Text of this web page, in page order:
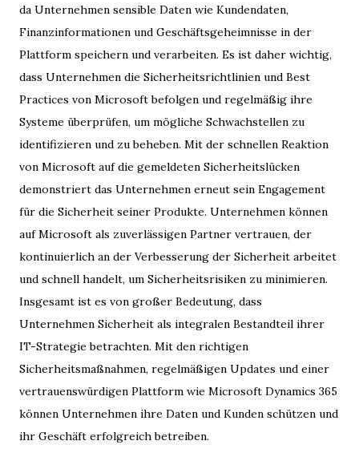
da Unternehmen sensible Daten wie Kundendaten,
Finanzinformationen und Geschäftsgeheimnisse in der
Plattform speichern und verarbeiten. Es ist daher wichtig,
dass Unternehmen die Sicherheitsrichtlinien und Best
Practices von Microsoft befolgen und regelmäßig ihre
Systeme überprüfen, um mögliche Schwachstellen zu
identifizieren und zu beheben. Mit der schnellen Reaktion
von Microsoft auf die gemeldeten Sicherheitslücken
demonstriert das Unternehmen erneut sein Engagement
für die Sicherheit seiner Produkte. Unternehmen können
auf Microsoft als zuverlässigen Partner vertrauen, der
kontinuierlich an der Verbesserung der Sicherheit arbeitet
und schnell handelt, um Sicherheitsrisiken zu minimieren.
Insgesamt ist es von großer Bedeutung, dass
Unternehmen Sicherheit als integralen Bestandteil ihrer
IT-Strategie betrachten. Mit den richtigen
Sicherheitsmaßnahmen, regelmäßigen Updates und einer
vertrauenswürdigen Plattform wie Microsoft Dynamics 365
können Unternehmen ihre Daten und Kunden schützen und
ihr Geschäft erfolgreich betreiben.